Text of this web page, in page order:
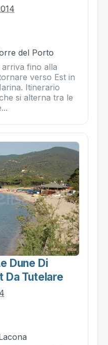
del Porto
fino alla
verso Est in
Itinerario
si alterna tra le
Dune Di
Da Tutelare